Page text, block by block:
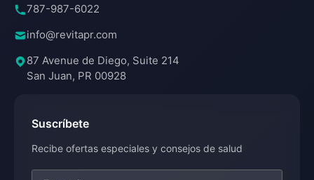
787-987-6022
info@revitapr.com
87 Avenue de Diego, Suite 214
San Juan, PR 00928
Suscríbete
Recibe ofertas especiales y consejos de salud